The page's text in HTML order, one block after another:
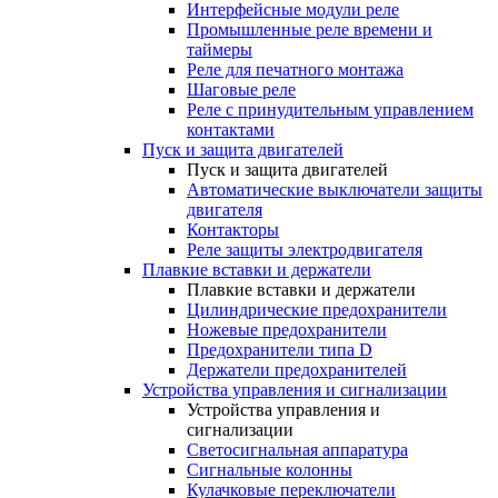
Интерфейсные модули реле
Промышленные реле времени и
таймеры
Реле для печатного монтажа
Шаговые реле
Реле с принудительным управлением
контактами
Пуск и защита двигателей
Пуск и защита двигателей
Автоматические выключатели защиты
двигателя
Контакторы
Реле защиты электродвигателя
Плавкие вставки и держатели
Плавкие вставки и держатели
Цилиндрические предохранители
Ножевые предохранители
Предохранители типа D
Держатели предохранителей
Устройства управления и сигнализации
Устройства управления и
сигнализации
Светосигнальная аппаратура
Сигнальные колонны
Кулачковые переключатели